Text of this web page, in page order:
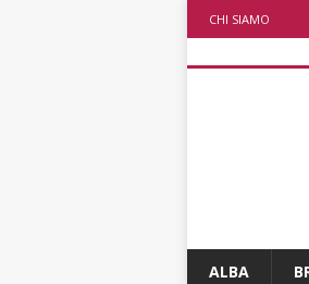
CHI SIAMO
ALBA